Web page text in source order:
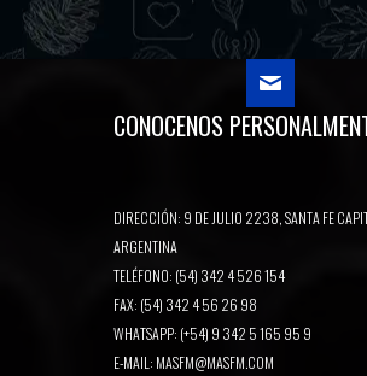
CONOCENOS
DIRECCIÓN: 9 DE JULIO 2238, SANTA FE
ARGENTINA
TELÉFONO: (54) 342 4 526 154
FAX: (54) 342 4 56 26 98
WHATSAPP: (+54) 9 342 5 165 95 9
E-MAIL: MASFM@MASFM.COM